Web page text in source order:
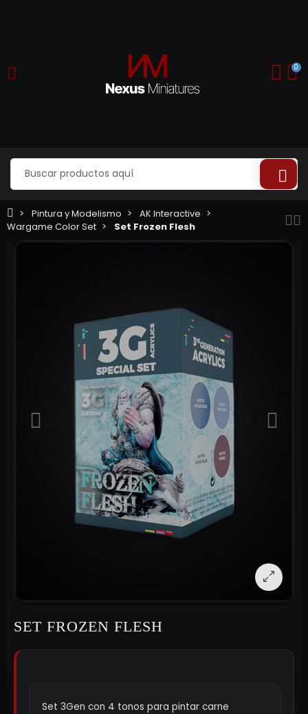
0
Pintura y Modelismo
AK Interactive
Wargame Color Set
Set Frozen Flesh
SET FROZEN FLESH
Set 3Gen con 4 tonos para pintar carne